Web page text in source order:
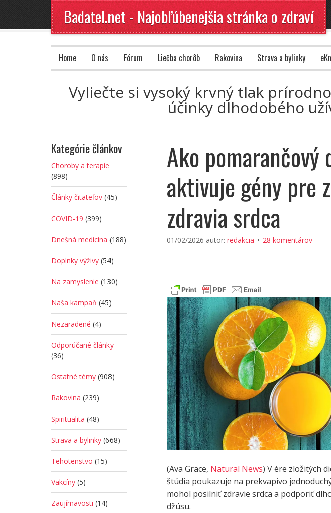
Badatel.net - Najobľúbenejšia stránka o zdraví
Home O nás Fórum Liečba chorôb Rakovina Strava a bylinky
Vyliečte si vysoký krvný tlak
účinky dlhodobého
Ako pomarančový
aktivuje gény pre
zdravia srdca
01/02/2026 autor: redakcia 28 komentárov
(Ava Grace, Natural News) V ére zložitých
štúdia poukazuje na prekvapivo
mohol posilniť zdravie srdca a podporiť
džúsu.
Kategórie článkov
Choroby a terapie
(898)
Články čitateľov (45)
COVID-19 (399)
Dnešná medicína (188)
Doplnky výživy (54)
Na zamyslenie (130)
Naša kampaň (45)
Nezaradené (4)
Odporúčané články
(36)
Ostatné témy (908)
Rakovina (239)
Spiritualita (48)
Strava a bylinky (668)
Tehotenstvo (15)
Vakcíny (5)
Zaujímavosti (14)